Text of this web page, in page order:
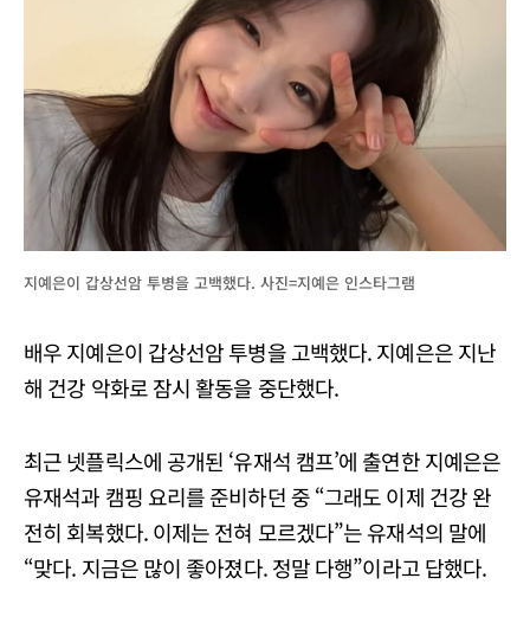
지예은이 갑상선암 투병을 고백했다. 사진=지예은 인스타그램
배우 지예은이 갑상선암 투병을 고백했다. 지예은은 지난
해 건강 악화로 잠시 활동을 중단했다.
최근 넷플릭스에 공개된 ‘유재석 캠프’에 출연한 지예은은
유재석과 캠핑 요리를 준비하던 중 “그래도 이제 건강 완
전히 회복했다. 이제는 전혀 모르겠다”는 유재석의 말에
“맞다. 지금은 많이 좋아졌다. 정말 다행”이라고 답했다.